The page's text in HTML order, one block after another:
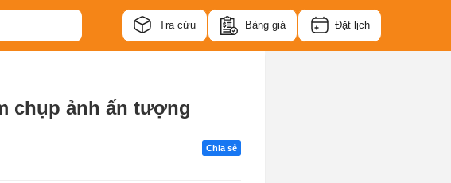
Tra cứu Bảng giá Đặt lịch
chụp ảnh ấn tượng
Chia sẻ